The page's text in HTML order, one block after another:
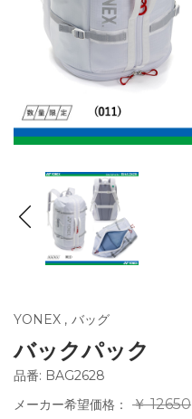
YONEX , バッグ
バックパック
品番: BAG2628
メーカー希望価格：
￥ 12650